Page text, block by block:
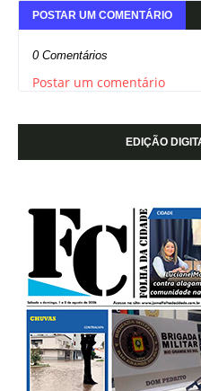
POSTAR UM COMENTÁRIO
0 Comentários
Postar um comentário
EDIÇÃO